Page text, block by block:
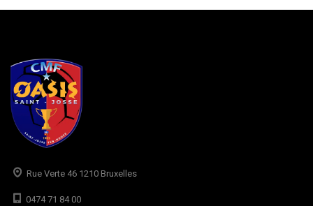
Rue Verte 46 1210 Bruxelles
0474 71 84 00